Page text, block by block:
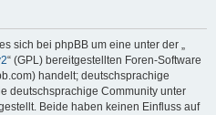
sich bei phpBB um eine unter der „
“ (GPL) bereitgestellten Foren-Software
handelt; deutschsprachige
deutschsprachige Community unter
Beide haben keinen Einfluss auf